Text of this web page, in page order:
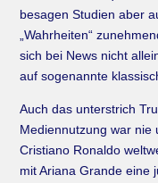
besagen Studien aber
„Wahrheiten“
sich bei News nicht
auf sogenannte
Auch das unter­strich
Mediennutzung war nie
Cristiano Ronaldo
mit Ariana Grande eine